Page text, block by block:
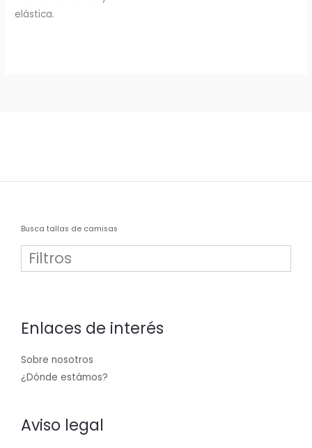
elástica.
Busca tallas de camisas
Filtros
393
40 1
42
Enlaces de interés
Sobre nosotros
¿Dónde estámos?
Aviso legal